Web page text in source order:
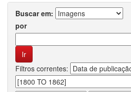
Buscar em:
por
Filtros correntes: